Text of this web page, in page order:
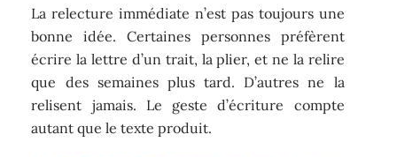
La relecture immédiate n’est pas toujours une
bonne idée. Certaines personnes préfèrent
écrire la lettre d’un trait, la plier, et ne la relire
que des semaines plus tard. D’autres ne la
relisent jamais. Le geste d’écriture compte
autant que le texte produit.